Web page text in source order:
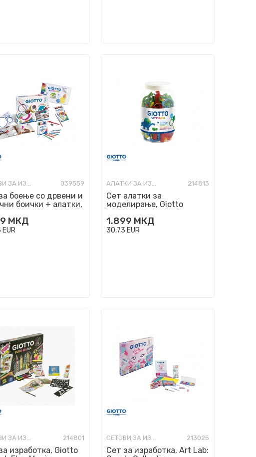
СЕТОВИ ЗА ИЗРАБОТКА 039559
боење со дрвени и
боички + алатки,
МКД
EUR
АЛАТКИ ЗА ИЗРАБОТКА 214813
Сет алатки за
моделирање, Giotto
1.899 МКД
30,73 EUR
СЕТОВИ ЗА ИЗРАБОТКА 214801
изработка, Giotto
СЕТОВИ ЗА ИЗРАБОТКА 213025
Сет за изработка, Art Lab: